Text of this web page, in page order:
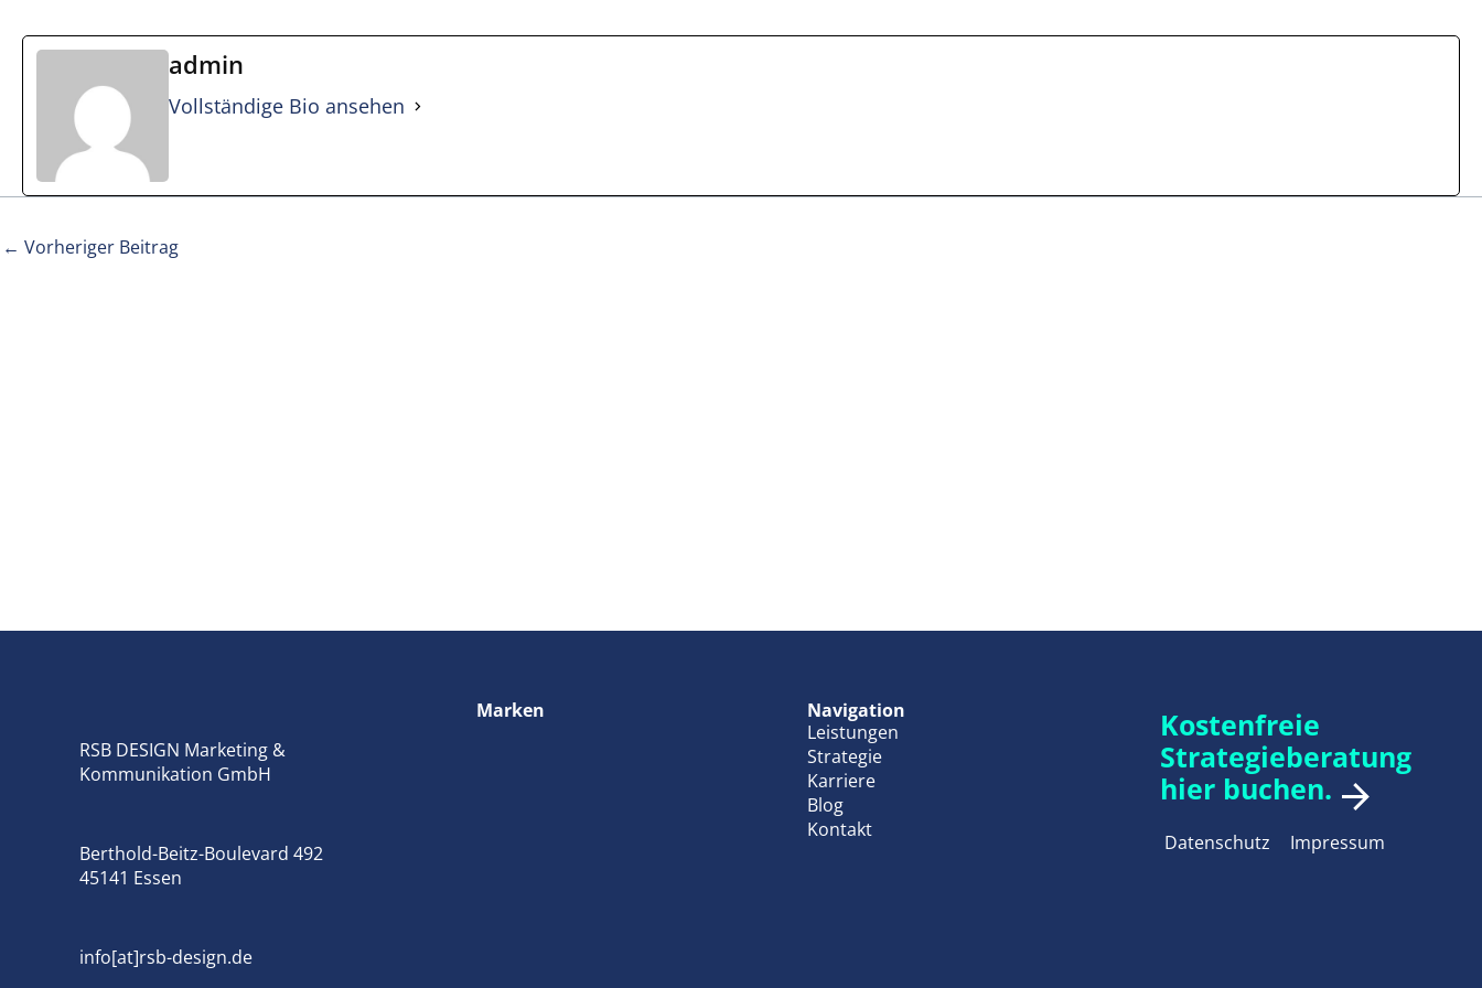
Inhalt
admin
Vollständige Bio ansehen
← Vorheriger Beitrag
RSB DESIGN Marketing &
Kommunikation GmbH
Berthold-Beitz-Boulevard 492
45141 Essen
info[at]rsb-design.de
Marken
Navigation
Leistungen
Strategie
Karriere
Blog
Kontakt
Kostenfreie
Strategieberatung
hier buchen.
Datenschutz Impressum